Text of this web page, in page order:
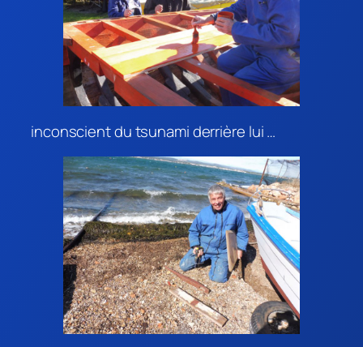
inconscient du tsunami derrière lui …